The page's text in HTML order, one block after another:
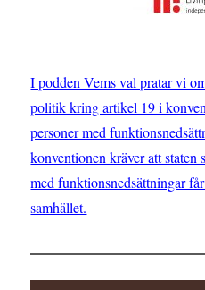
I podden Vems val pratar vi
politik kring artikel 19 i
personer med
konventionen kräver att staten
med funktionsnedsättningar
samhället.